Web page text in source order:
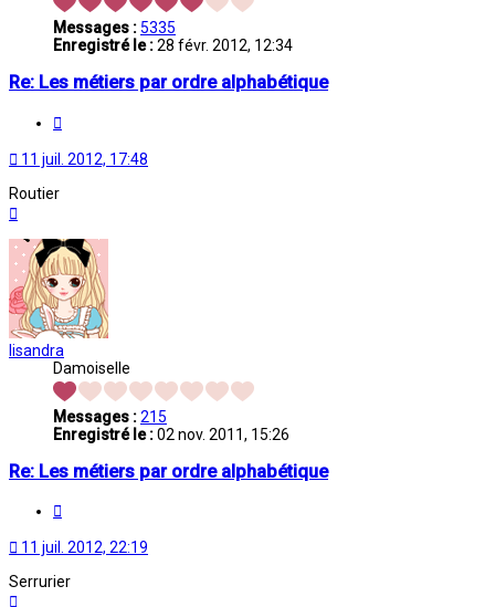
Messages :5335
Enregistré le :28 févr. 2012, 12:34
Re: Les métiers par ordre alphabétique
11 juil. 2012, 17:48
Routier
lisandra
Damoiselle
Messages :215
Enregistré le :02 nov. 2011, 15:26
Re: Les métiers par ordre alphabétique
11 juil. 2012, 22:19
Serrurier